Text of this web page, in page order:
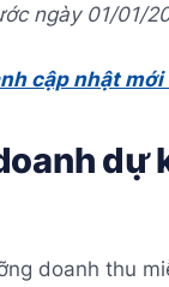
ngày 01/01/
cập nhật
dự
doanh thu